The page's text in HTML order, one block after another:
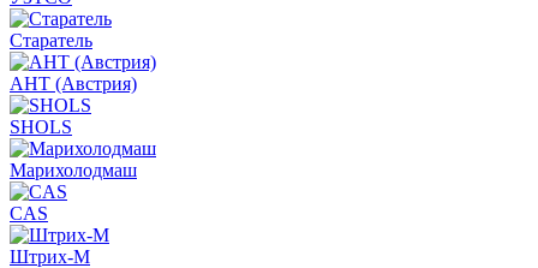
Старатель
АНТ (Австрия)
SHOLS
Марихолодмаш
CAS
Штрих-М